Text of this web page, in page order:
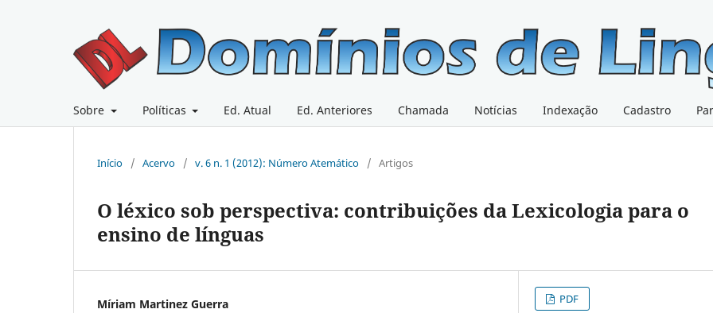
Sobre Políticas Ed. Atual Ed. Anteriores Chamada Notícias Indexação Cadastro
Início / Acervo / v. 6 n. 1 (2012): Número Atemático / Artigos
O léxico sob perspectiva: contribuições da Lexicologia para o
ensino de línguas
Míriam Martinez Guerra PDF